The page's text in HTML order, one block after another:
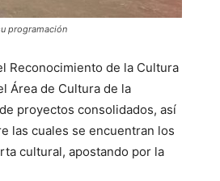
programación
Reconocimiento de la Cultura
Área de Cultura de la
proyectos consolidados, así
las cuales se encuentran los
cultural, apostando por la